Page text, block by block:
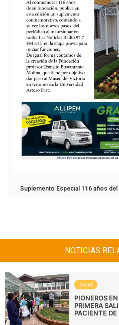
Suplemento Especial 116 años
NOTICIAS
Salud
PIONEROS
PRIMERA
PACIENTE DE